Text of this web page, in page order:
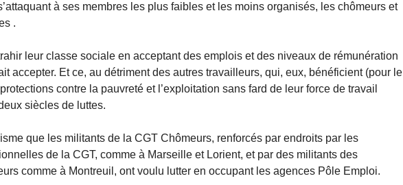
à ses membres les plus faibles et les moins organisés, les chômeurs et
.
leur classe sociale en acceptant des emplois et des niveaux de rémunération
accepter. Et ce, au détriment des autres travailleurs, qui, eux, bénéficient (pour le
contre la pauvreté et l’exploitation sans fard de leur force de travail
siècles de luttes.
que les militants de la CGT Chômeurs, renforcés par endroits par les
de la CGT, comme à Marseille et Lorient, et par des militants des
comme à Montreuil, ont voulu lutter en occupant les agences Pôle Emploi.